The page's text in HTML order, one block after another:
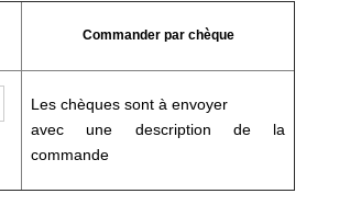
Commander par chèque
Les chèques sont à envoyer
avec une description de la
commande